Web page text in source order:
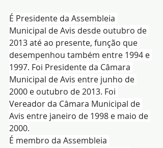
É Presidente da Assembleia
Municipal de Avis desde outubro de
2013 até ao presente, função que
desempenhou também entre 1994 e
1997. Foi Presidente da Câmara
Municipal de Avis entre junho de
2000 e outubro de 2013. Foi
Vereador da Câmara Municipal de
Avis entre janeiro de 1998 e maio de
2000.
É membro da Assembleia